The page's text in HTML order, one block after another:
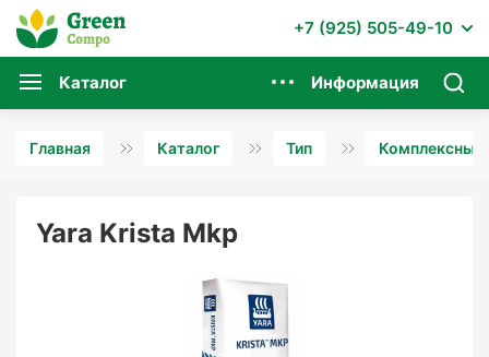
+7 (925) 505-49-10
Каталог Информация
Главная Каталог Тип Комплексные
Yara Krista Mkp